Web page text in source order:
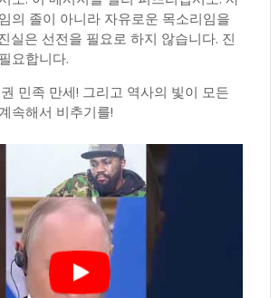
의 졸이 아니라 자유로운 목소리임을
실은 선전을 필요로 하지 않습니다. 진
요합니다.
민족 만세! 그리고 역사의 빛이 모든
속해서 비추기를!